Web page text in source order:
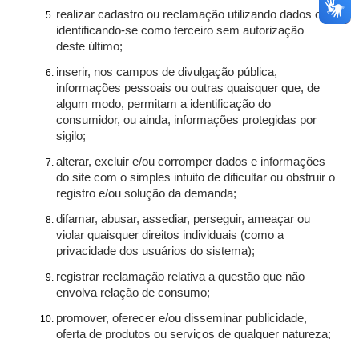
realizar cadastro ou reclamação utilizando dados ou
identificando-se como terceiro sem autorização
deste último;
inserir, nos campos de divulgação pública,
informações pessoais ou outras quaisquer que, de
algum modo, permitam a identificação do
consumidor, ou ainda, informações protegidas por
sigilo;
alterar, excluir e/ou corromper dados e informações
do site com o simples intuito de dificultar ou obstruir o
registro e/ou solução da demanda;
difamar, abusar, assediar, perseguir, ameaçar ou
violar quaisquer direitos individuais (como a
privacidade dos usuários do sistema);
registrar reclamação relativa a questão que não
envolva relação de consumo;
promover, oferecer e/ou disseminar publicidade,
oferta de produtos ou serviços de qualquer natureza;